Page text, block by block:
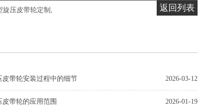
返回列表
旋压皮带轮定制 ,
2026-03-12
皮带轮安装过程中的细节
2026-01-19
皮带轮的应用范围